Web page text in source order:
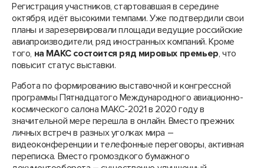
Регистрация участников, стартовавшая в середине
октября, идёт высокими темпами. Уже подтвердили свои
планы и зарезервировали площади ведущие российские
авиапроизводители, ряд иностранных компаний. Кроме
того, на МАКС состоится ряд мировых премьер, что
повысит статус выставки.
Работа по формированию выставочной и конгрессной
программы Пятнадцатого Международного авиационно-
космического салона МАКС-2021 в 2020 году в
значительной мере перешла в онлайн. Вместо прежних
личных встреч в разных уголках мира –
видеоконференции и телефонные переговоры, активная
переписка. Вместо громоздкого бумажного